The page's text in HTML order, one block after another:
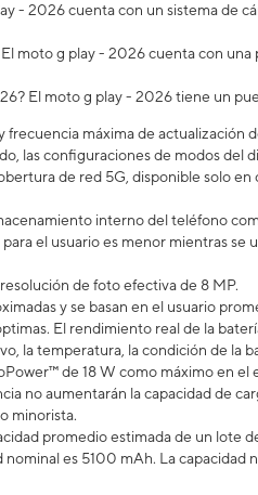
- 2026 cuenta con un sistema de
moto g play - 2026 cuenta con
El moto g play - 2026 tiene un
máxima de actualización
las configuraciones de modos del
de red 5G, disponible solo
interno del teléfono
el usuario es menor mientras se
de foto efectiva de 8 MP.
y se basan en el usuario
El rendimiento real de la
la temperatura, la condición de la
de 18 W como máximo en
no aumentarán la capacidad de
minorista.
promedio estimada de un lote
es 5100 mAh. La capacidad